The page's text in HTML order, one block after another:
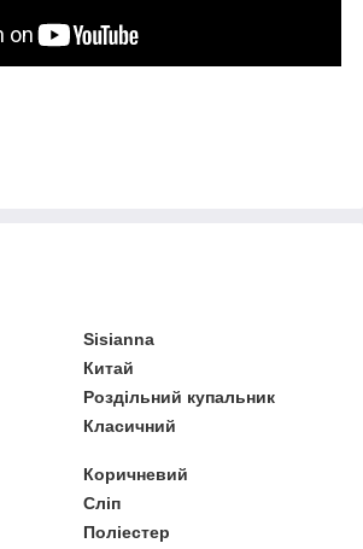
Sisianna
Китай
Роздільний купальник
Класичний
Коричневий
Сліп
Поліестер